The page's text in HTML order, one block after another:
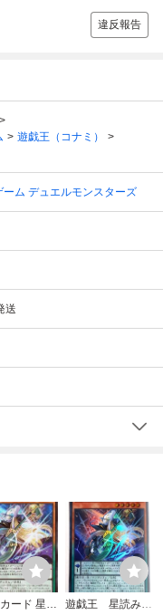
違反報告
遊戯王（コナミ）
ム デュエルモンスターズ
送
ード 星読
遊戯王 星読みの